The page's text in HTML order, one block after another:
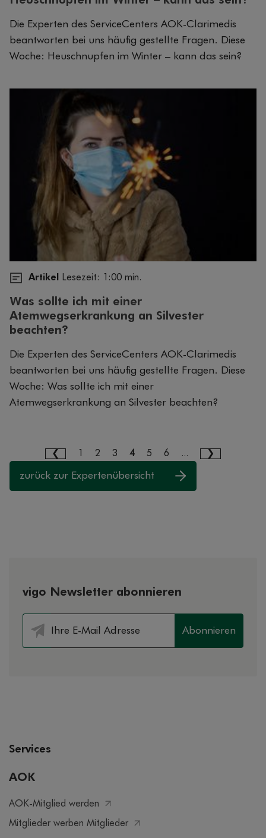
Die Experten des ServiceCenters AOK-Clarimedis
beantworten bei uns häufig gestellte Fragen. Diese
Woche: Heuschnupfen im Winter – kann das sein?
Artikel Lesezeit: 1:00 min.
Was sollte ich mit einer
Atemwegserkrankung an Silvester
beachten?
Die Experten des ServiceCenters AOK-Clarimedis
beantworten bei uns häufig gestellte Fragen. Diese
Woche: Was sollte ich mit einer
Atemwegserkrankung an Silvester beachten?
2 3 4 5 6 ...
zurück zur Expertenübersicht
vigo Newsletter abonnieren
Abonnieren
Services
AOK
AOK-Mitglied werden
Mitglieder werben Mitglieder